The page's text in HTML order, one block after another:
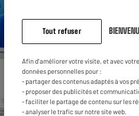
Tout refuser
Afin d'améliorer votre visite, et avec
données personnelles pour :
- partager des contenus adaptés à vos
- proposer des publicités et
- faciliter le partage de contenu sur les
- analyser le trafic sur notre site web.